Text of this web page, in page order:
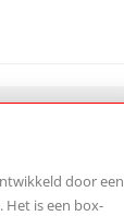
door een
Het is een box-